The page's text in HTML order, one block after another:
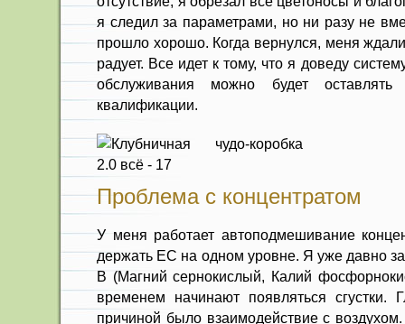
я следил за параметрами, но ни разу не
прошло хорошо. Когда вернулся, меня
радует. Все идет к тому, что я доведу
обслуживания можно будет
квалификации.
Проблема с концентратом
У меня работает автоподмешивание
держать EC на одном уровне. Я уже давно
B (Магний сернокислый, Калий
временем начинают появляться сгустки.
причиной было взаимодействие с